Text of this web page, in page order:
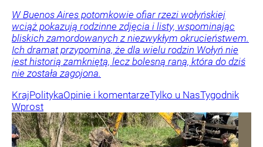
W Buenos Aires potomkowie ofiar rzezi wołyńskiej
wciąż pokazują rodzinne zdjęcia i listy, wspominając
bliskich zamordowanych z niezwykłym okrucieństwem.
Ich dramat przypomina, że dla wielu rodzin Wołyń nie
jest historią zamkniętą, lecz bolesną raną, która do dziś
nie została zagojona.
KrajPolitykaOpinie i komentarzeTylko u NasTygodnik
Wprost